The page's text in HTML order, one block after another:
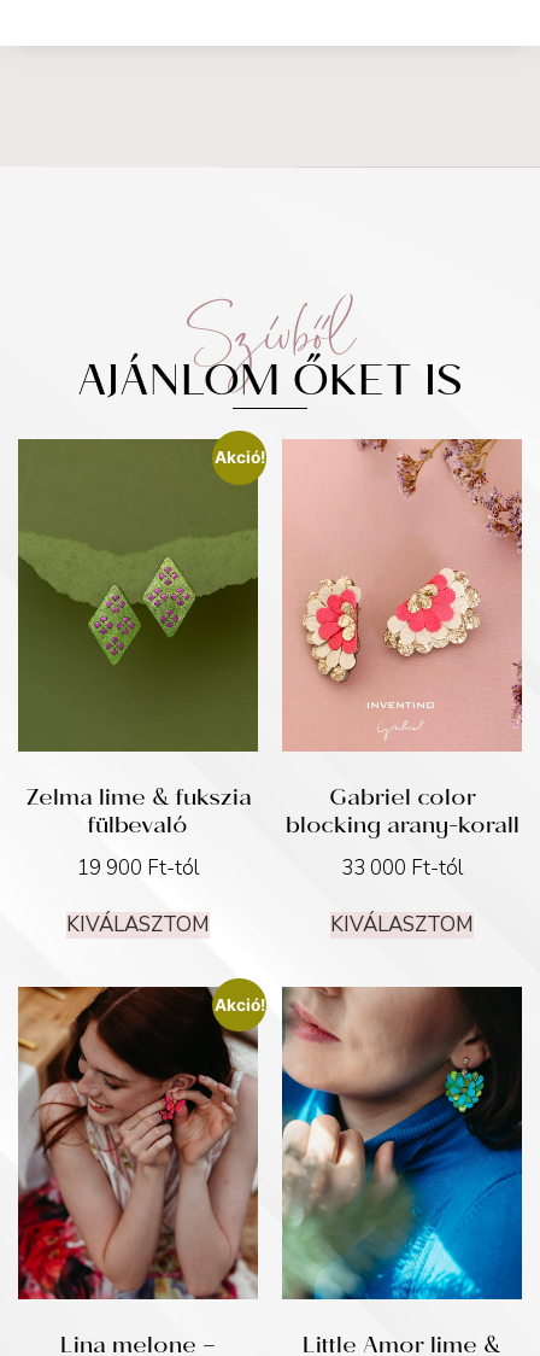
Szívből
AJÁNLOM ŐKET IS
Akció!
Zelma lime & fukszia
fülbevaló
19 900 Ft-tól
KIVÁLASZTOM
Gabriel color
blocking arany-korall
33 000 Ft-tól
KIVÁLASZTOM
Akció!